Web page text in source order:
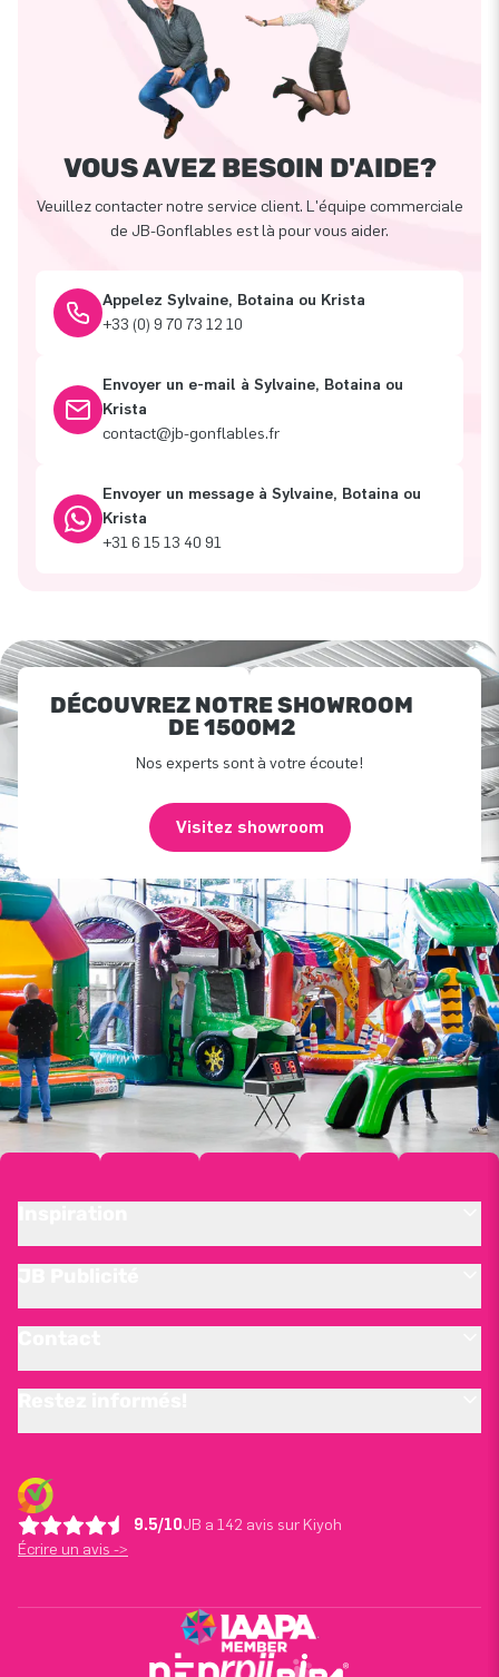
VOUS AVEZ BESOIN D'AIDE?
Veuillez contacter notre service client. L'équipe commerciale
de JB-Gonflables est là pour vous aider.
Appelez Sylvaine, Botaina ou Krista
+33 (0) 9 70 73 12 10
Envoyer un e-mail à Sylvaine, Botaina ou
Krista
contact@jb-gonflables.fr
Envoyer un message à Sylvaine, Botaina ou
Krista
+31 6 15 13 40 91
DÉCOUVREZ NOTRE SHOWROOM
DE 1500M2
Nos experts sont à votre écoute!
Visitez showroom
9.5/10JB a 142 avis sur Kiyoh
Écrire un avis ->